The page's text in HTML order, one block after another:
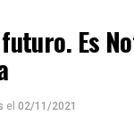
Es
el 02/11/2021